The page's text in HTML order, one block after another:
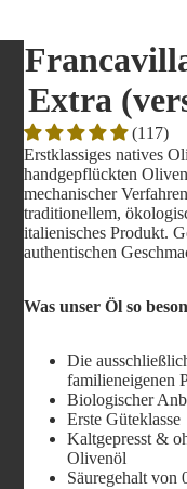
Extra
(117)
Erstklassiges natives
handgepflückten
mechanischer
traditionellem,
italienisches Produkt.
authentischen
Was unser Öl so
Die
familieneigenen
Biologischer
Erste Güteklasse
Kaltgepresst &
Olivenöl
Säuregehalt von